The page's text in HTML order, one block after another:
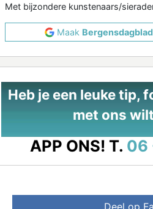
Met bijzondere kunstenaars/
Maak Bergensdagblad
Heb je een leuke tip,
met ons
APP ONS! T. 06